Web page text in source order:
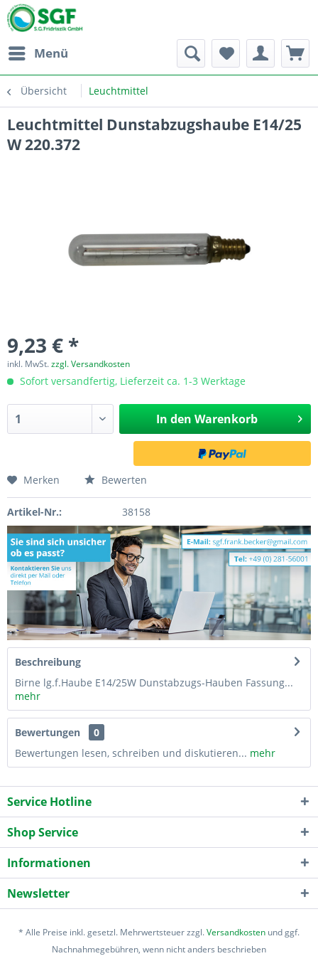
Menü
Übersicht Leuchtmittel
Leuchtmittel Dunstabzugshaube E14/25
W 220.372
9,23 € *
inkl. MwSt.zzgl. Versandkosten
Sofort versandfertig, Lieferzeit ca. 1-3 Werktage
In den Warenkorb
Merken Bewerten
Artikel-Nr.: 38158
Beschreibung
Birne lg.f.Haube E14/25W Dunstabzugs-Hauben Fassung...
mehr
Bewertungen
0
Bewertungen lesen, schreiben und diskutieren... mehr
Service Hotline
Shop Service
Informationen
Newsletter
* Alle Preise inkl. gesetzl. Mehrwertsteuer zzgl.Versandkosten und ggf.
Nachnahmegebühren, wenn nicht anders beschrieben